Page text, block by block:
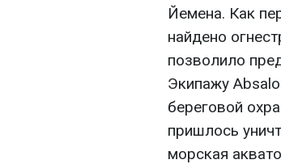
Йемена. Как
найдено
позволило
Экипажу
береговой
пришлось
морская